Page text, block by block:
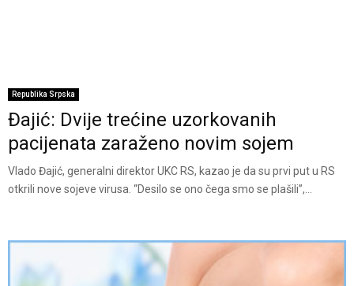
Republika Srpska
Đajić: Dvije trećine uzorkovanih
pacijenata zaraženo novim sojem
Vlado Đajić, generalni direktor UKC RS, kazao je da su prvi put u RS
otkrili nove sojeve virusa. “Desilo se ono čega smo se plašili”,...